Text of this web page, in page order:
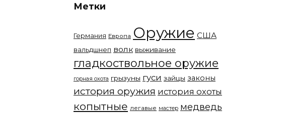
Метки
Германия Европа Оружие США
вальдшнеп волк выживание
гладкоствольное оружие
горная охота грызуны гуси зайцы законы
история оружия история охоты
копытные легавые мастер медведь